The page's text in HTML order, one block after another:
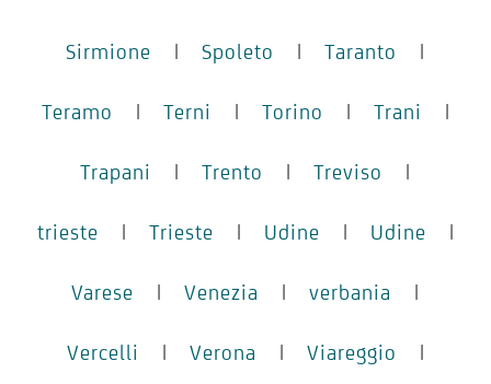
Sirmione | Spoleto | Taranto |
Teramo | Terni | Torino | Trani |
Trapani | Trento | Treviso |
trieste | Trieste | Udine | Udine |
Varese | Venezia | verbania |
Vercelli | Verona | Viareggio |